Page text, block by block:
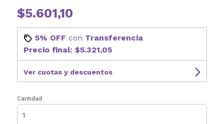
$5.601,10
5% OFF con Transferencia
Precio final: $5.321,05
Ver cuotas y descuentos
Cantidad